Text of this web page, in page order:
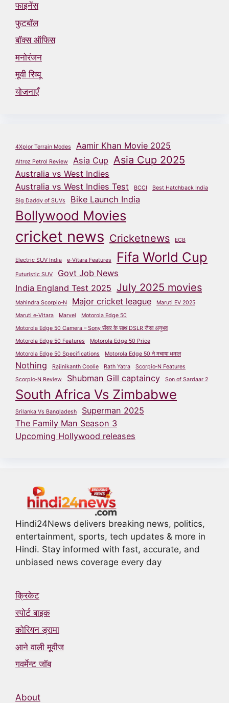
फाइनेंस
फुटबॉल
बॉक्स ऑफिस
मनोरंजन
मूवी रिव्यू
योजनाएँ
4Xplor Terrain Modes Aamir Khan Movie 2025
Altroz Petrol Review Asia Cup Asia Cup 2025
Australia vs West Indies
Australia vs West Indies Test
BCCI
Best Hatchback India
Big Daddy of SUVs
Bike Launch India
Bollywood Movies
cricket news Cricketnews ECB
Electric SUV India e‑Vitara Features Fifa World Cup
Futuristic SUV
Govt Job News
India England Test 2025 July 2025 movies
Mahindra Scorpio‑N Major cricket league
Maruti EV 2025
Maruti e‑Vitara
Marvel
Motorola Edge 50
Motorola Edge 50 Camera – Sony सेंसर के साथ DSLR जैसा अनुभव
Motorola Edge 50 Features
Motorola Edge 50 Price
Motorola Edge 50 Specifications
Motorola Edge 50 ने मचाया धमाल
Nothing Rajinikanth Coolie Rath Yatra
Scorpio‑N Features
Scorpio‑N Review
Shubman Gill captaincy Son of Sardaar 2
South Africa Vs Zimbabwe
Srilanka Vs Bangladesh
Superman 2025
The Family Man Season 3
Upcoming Hollywood releases
Hindi24News delivers breaking news, politics,
entertainment, sports, tech updates & more in
Hindi. Stay informed with fast, accurate, and
unbiased news coverage every day
क्रिकेट
स्पोर्ट बाइक
कोरियन ड्रामा
आने वाली मूवीज
गवर्मेन्ट जॉब
About